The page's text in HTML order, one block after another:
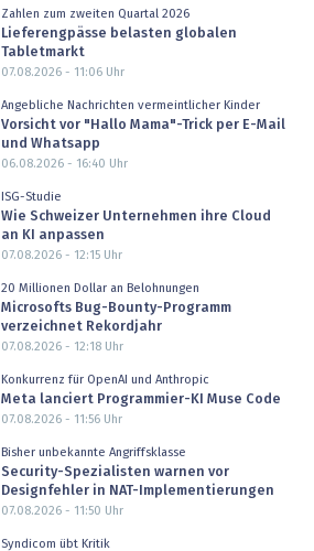
Zahlen zum zweiten Quartal 2026
Lieferengpässe belasten globalen
Tabletmarkt
07.08.2026 - 11:06Uhr
Angebliche Nachrichten vermeintlicher Kinder
Vorsicht vor "Hallo Mama"-Trick per E-Mail
und Whatsapp
06.08.2026 - 16:40 Uhr
ISG-Studie
Wie Schweizer Unternehmen ihre Cloud
an KI anpassen
07.08.2026 - 12:15Uhr
20 Millionen Dollar an Belohnungen
Microsofts Bug-Bounty-Programm
verzeichnet Rekordjahr
07.08.2026 - 12:18Uhr
Konkurrenz für OpenAI und Anthropic
Meta lanciert Programmier-KI Muse Code
07.08.2026 - 11:56Uhr
Bisher unbekannte Angriffsklasse
Security-Spezialisten warnen vor
Designfehler in NAT-Implementierungen
07.08.2026 - 11:50 Uhr
Syndicom übt Kritik